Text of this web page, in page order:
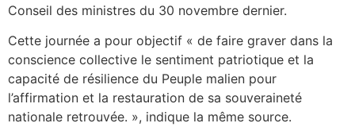
Conseil des ministres du 30 novembre dernier.
Cette journée a pour objectif « de faire graver dans la
conscience collective le sentiment patriotique et la
capacité de résilience du Peuple malien pour
l’affirmation et la restauration de sa souveraineté
nationale retrouvée. », indique la même source.